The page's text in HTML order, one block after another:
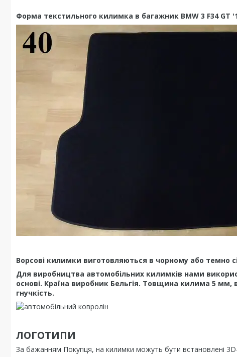
Форма текстильного килимка в багажник BMW 3 F34
Ворсові килимки виготовляються в чорному або темно
Для виробництва автомобільних килимків нами
основі. Країна виробник Бельгія. Товщина килима 5
гнучкість.
ЛОГОТИПИ
За бажанням Покупця, на килимки можуть бути встановлені